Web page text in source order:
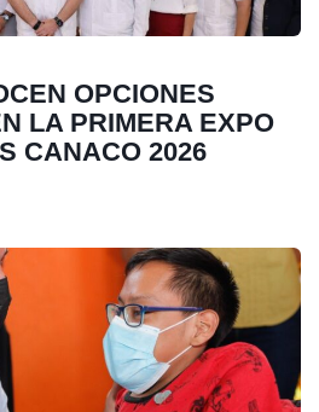
OPCIONES
LA PRIMERA EXPO
CANACO 2026